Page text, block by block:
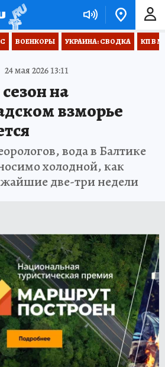
ВОЕНКОРЫ УКРАИНА: СВОДКА КП В
24 мая 2026 13:11
на
взморье
вода в Балтике
холодной, как
две-три недели